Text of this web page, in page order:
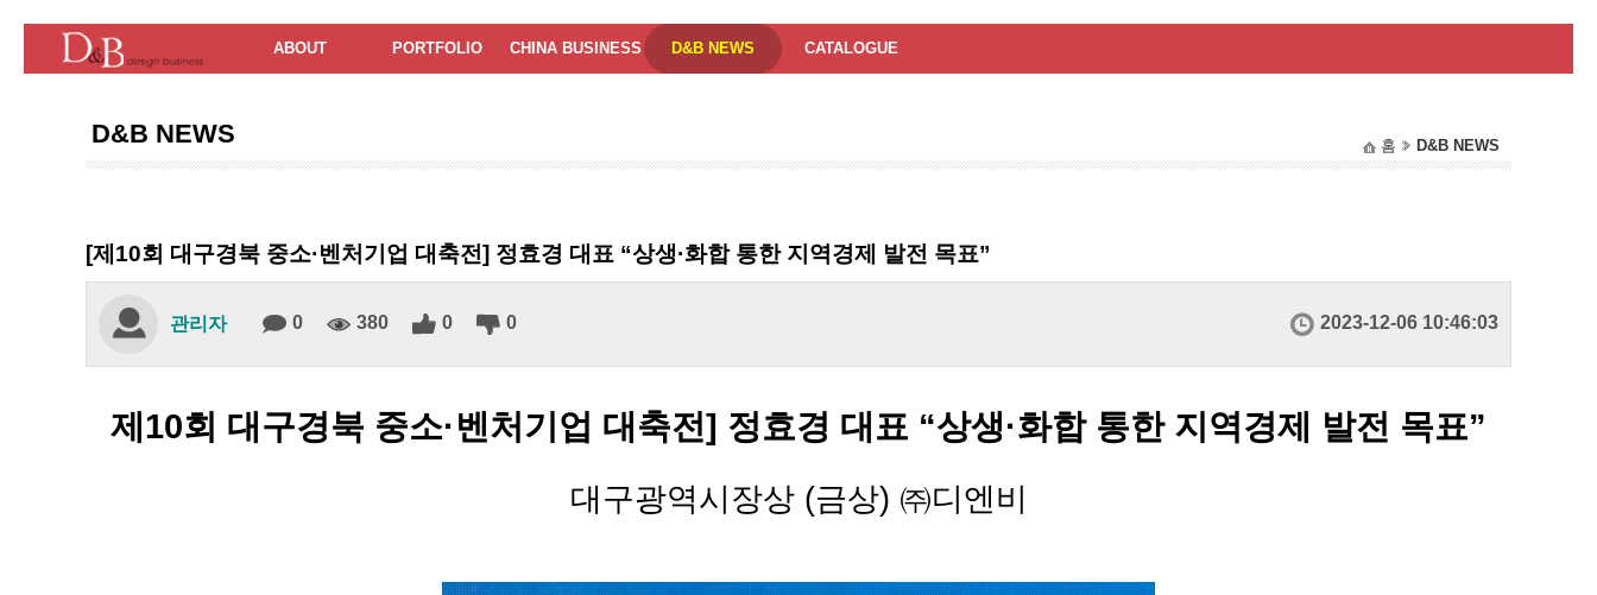
ABOUT PORTFOLIO CHINA BUSINESS D&B NEWS CATALOGUE
D&B NEWS 홈 D&B NEWS
[제10회 대구경북 중소·벤처기업 대축전] 정효경 대표 “상생·화합 통한 지역경제 발전 목표”
관리자 0 380 0 0 2023-12-06 10:46:03
제10회 대구경북 중소·벤처기업 대축전] 정효경 대표 “상생·화합 통한 지역경제 발전 목표”
대구광역시장상 (금상) ㈜디엔비